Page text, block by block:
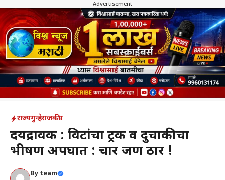
---Advertisement---
राज्यगुन्हेराजकीय
हृदयद्रावक : विटांचा ट्रक व दुचाकीचा
भीषण अपघात : चार जण ठार !
By team